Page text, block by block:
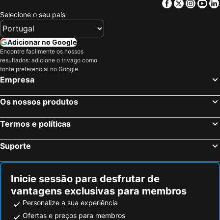
Monte, Madeira Hotéis
Funchal, Madeira Hotéis
Vila Baleira, Madeira Hotéis
São Vicente, Madeira Hotéis
Calheta, Madeira Hotéis
Ribeira Brava, Madeira Hotéis
Monte Gordo, Algarve Hotéis
Vila Nova de Milfontes, Alentejo Hotéis
Évora, Alentejo Hotéis
Facebook
Twitter
Selecione o seu país
Adicionar no Google
Encontre facilmente os nossos
resultados: adicione o trivago como
fonte preferencial no Google.
Empresa
Os nossos produtos
Termos e políticas
Suporte
Inicie sessão para desfrutar de
vantagens exclusivas para membros
Personalize a sua experiência
Ofertas e preços para membros